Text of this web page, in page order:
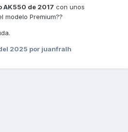
AK550 de 2017 con unos
modelo Premium??
2025 por juanfralh